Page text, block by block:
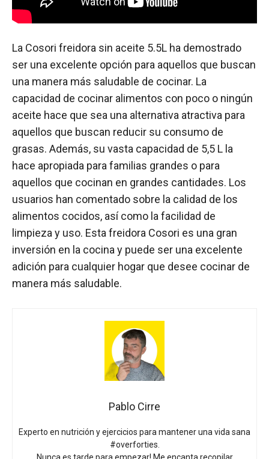
La Cosori freidora sin aceite 5.5L ha demostrado
ser una excelente opción para aquellos que buscan
una manera más saludable de cocinar. La
capacidad de cocinar alimentos con poco o ningún
aceite hace que sea una alternativa atractiva para
aquellos que buscan reducir su consumo de
grasas. Además, su vasta capacidad de 5,5 L la
hace apropiada para familias grandes o para
aquellos que cocinan en grandes cantidades. Los
usuarios han comentado sobre la calidad de los
alimentos cocidos, así como la facilidad de
limpieza y uso. Esta freidora Cosori es una gran
inversión en la cocina y puede ser una excelente
adición para cualquier hogar que desee cocinar de
manera más saludable.
Pablo Cirre
Experto en nutrición y ejercicios para mantener una vida sana
#overforties.